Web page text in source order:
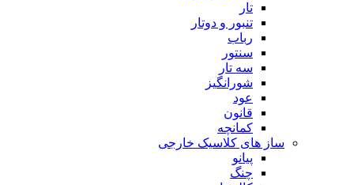
تار
تنبور و دوتار
رباب
سنتور
سه تار
شورانگیز
عود
قانون
کمانچه
ساز های کلاسیک خارجی
پیانو
چنگ